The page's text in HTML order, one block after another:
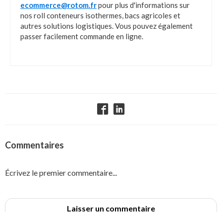
ecommerce@rotom.frpour plus d'informations sur
nos roll conteneurs isothermes, bacs agricoles et
autres solutions logistiques. Vous pouvez également
passer facilement commande en ligne.
Commentaires
Écrivez le premier commentaire...
Laisser un commentaire